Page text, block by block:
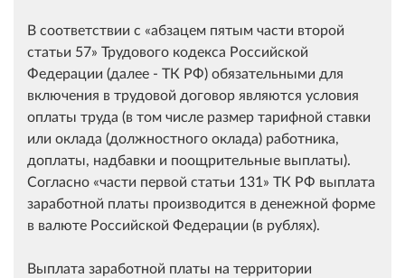
В соответствии с
абзацем пятым части второй
статьи 57 Трудового кодекса Российской
Федерации (далее - ТК РФ) обязательными для
включения в трудовой договор являются условия
оплаты труда (в том числе размер тарифной ставки
или оклада (должностного оклада) работника,
доплаты, надбавки и поощрительные выплаты).
Согласно части первой статьи 131
ТК РФ выплата
заработной платы производится в денежной форме
в валюте Российской Федерации (в рублях).
Выплата заработной платы на территории